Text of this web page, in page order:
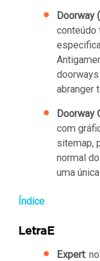
Doorway
conteúdo
abranger
Doorway
com
sitemap,
normal
uma
Índice
LetraE
Expert: